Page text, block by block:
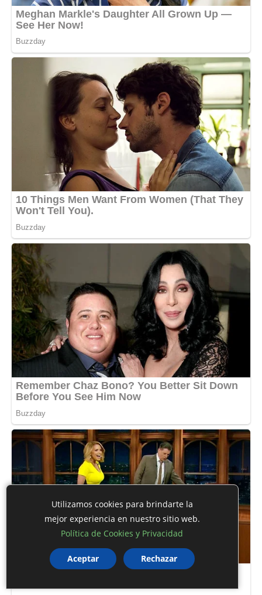
Utilizamos cookies para brindarte la
mejor experiencia en nuestro sitio web.
Política de Cookies y Privacidad
Aceptar Rechazar